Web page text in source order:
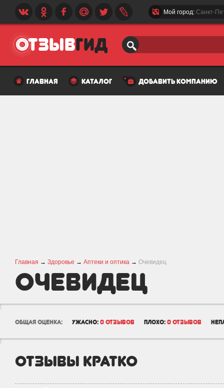
Мой город: Санкт-
главная каталог добавить компанию
Главная → Здоровье → Аптеки и оптика → Очевидец
Очевидец
общая оценка: ужасно: 0 отзывов плохо: 0 отзывов
отзывы кратко